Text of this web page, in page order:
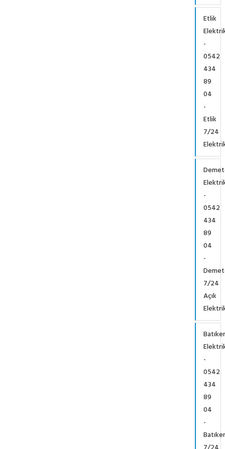
Etlik
-
0542
434
89
04
-
Etlik
7/24
-
0542
434
89
04
-
7/24
Açık
-
0542
434
89
04
-